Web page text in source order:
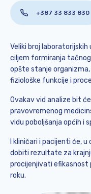
+387 33 833 830
Veliki broj laboratorijskih
ciljem formiranja
opšte stanje
fiziološke funkcije i
Ovakav vid analize bit
pravovremenog
vidu poboljšanja općih i
I kliničari i pacijenti će,
dobiti rezultate za
procijenjivati efikasnost
roku.